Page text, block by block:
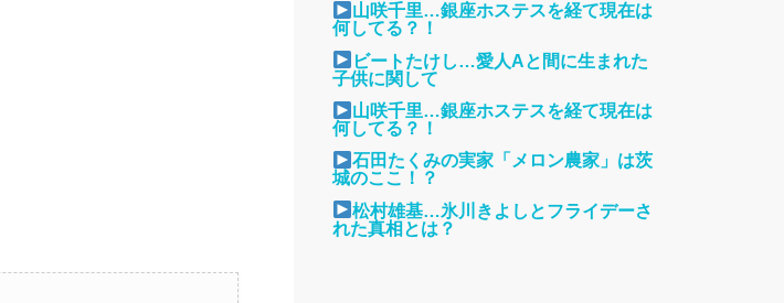
山咲千里…銀座ホステスを経て現在は
何してる？！
ビートたけし…愛人Aと間に生まれた
子供に関して
山咲千里…銀座ホステスを経て現在は
何してる？！
石田たくみの実家「メロン農家」は茨
城のここ！？
松村雄基…氷川きよしとフライデーさ
れた真相とは？